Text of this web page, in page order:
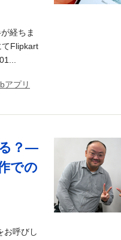
経ちま
てFlipkart
アプリ
？―
での
お呼びし